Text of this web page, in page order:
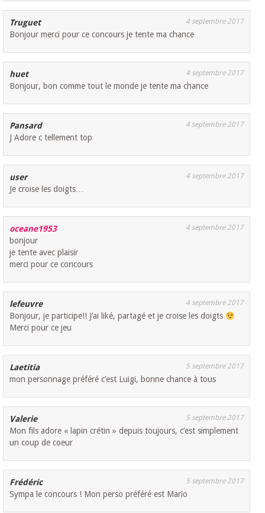
Truguet 4 septembre 2017
Bonjour merci pour ce concours je tente ma chance
huet 4 septembre 2017
Bonjour, bon comme tout le monde je tente ma chance
Pansard 4 septembre 2017
J Adore c tellement top
user 4 septembre 2017
Je croise les doigts…
oceane1953 4 septembre 2017
bonjour
je tente avec plaisir
merci pour ce concours
lefeuvre 4 septembre 2017
Bonjour, je participe!! J’ai liké, partagé et je croise les doigts
Merci pour ce jeu
Laetitia 5 septembre 2017
mon personnage préféré c’est Luigi, bonne chance à tous
Valerie 5 septembre 2017
Mon fils adore « lapin crétin » depuis toujours, c’est simplement
un coup de coeur
Frédéric 5 septembre 2017
Sympa le concours ! Mon perso préféré est Mario